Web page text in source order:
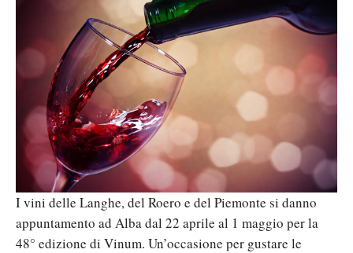
I vini delle Langhe, del Roero e del Piemonte si danno
appuntamento ad Alba dal 22 aprile al 1 maggio per la
48° edizione di Vinum. Un’occasione per gustare le